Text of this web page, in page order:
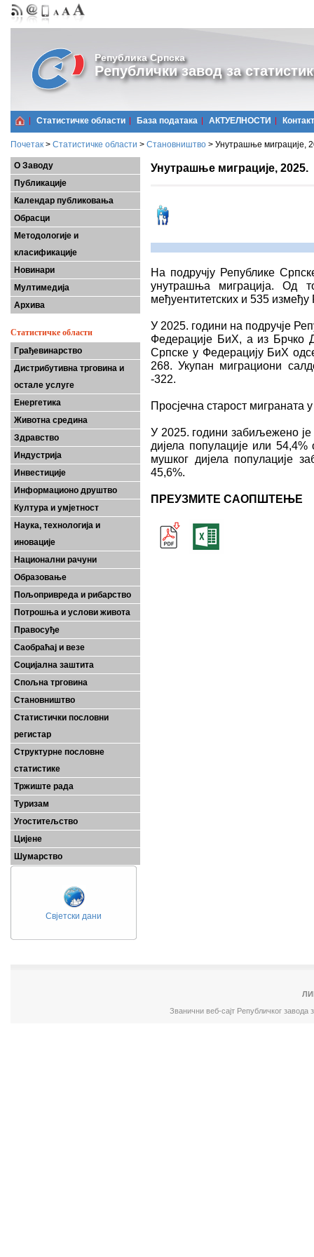
Република Српска
Републички завод за
Статистичке области Базa података АКТУЕЛНОСТИ Контакт
Почетак > Статистичке области > Становништво > Унутрашње миграције,
О Заводу
Публикације
Календар публиковања
Обрасци
Методологије и
класификације
Новинари
Мултимедија
Архива
Статистичке области
Грађевинарство
Дистрибутивна трговина и
остале услуге
Енергетика
Животна средина
Здравство
Индустрија
Инвестиције
Информационо друштво
Култура и умјетност
Наука, технологија и
иновације
Национални рачуни
Образовање
Пољопривреда и рибарство
Потрошња и услови живота
Правосуђе
Саобраћај и везе
Социјална заштита
Спољна трговина
Становништво
Статистички пословни
регистар
Структурне пословне
статистике
Тржиште рада
Туризам
Угоститељство
Цијене
Шумарство
Свјетски дани
Унутрашње миграције, 2025.
На подручју Републике
унутрашња миграција. Од
међуентитетских и 535
У 2025. години на подручјe
Федерације БиХ, а из Брчко
Српске у Федерацију БиХ
268. Укупан миграциони
-322.
Просјечна старост миграната
У 2025. години забиљежено
дијела популације или
мушког дијела популације
45,6%.
ПРЕУЗМИТЕ САОПШТЕЊЕ
Званични веб-сајт Републичког